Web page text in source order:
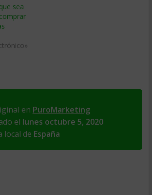
sea
en PuroMarketing
el lunes octubre 5, 2020
local de España